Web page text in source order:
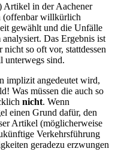
Artikel in der Aachener
(offenbar willkürlich
gewählt und die Unfälle
Das Ergebnis ist
so oft vor, stattdessen
unterwegs sind.
implizit angedeutet wird,
Was müssen die auch so
nicht. Wenn
einen Grund dafür, den
Artikel (möglicherweise
Verkehrsführung
geradezu erzwungen